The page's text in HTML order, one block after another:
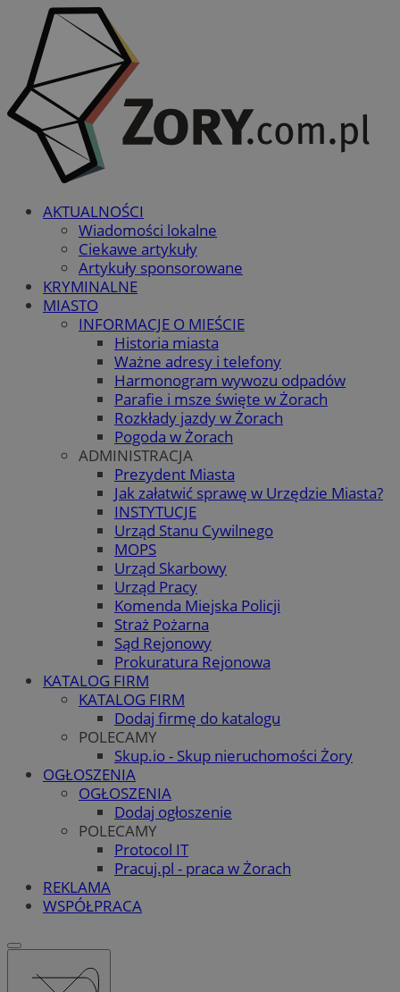
AKTUALNOŚCI
Wiadomości lokalne
Ciekawe artykuły
Artykuły sponsorowane
KRYMINALNE
MIASTO
INFORMACJE O MIEŚCIE
Historia miasta
Ważne adresy i telefony
Harmonogram wywozu odpadów
Parafie i msze święte w Żorach
Rozkłady jazdy w Żorach
Pogoda w Żorach
ADMINISTRACJA
Prezydent Miasta
Jak załatwić sprawę w Urzędzie Miasta?
INSTYTUCJE
Urząd Stanu Cywilnego
MOPS
Urząd Skarbowy
Urząd Pracy
Komenda Miejska Policji
Straż Pożarna
Sąd Rejonowy
Prokuratura Rejonowa
KATALOG FIRM
KATALOG FIRM
Dodaj firmę do katalogu
POLECAMY
Skup.io - Skup nieruchomości Żory
OGŁOSZENIA
OGŁOSZENIA
Dodaj ogłoszenie
POLECAMY
Protocol IT
Pracuj.pl - praca w Żorach
REKLAMA
WSPÓŁPRACA